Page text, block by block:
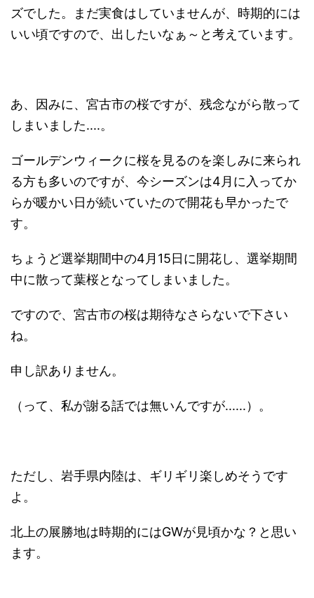
ズでした。まだ実食はしていませんが、時期的には
いい頃ですので、出したいなぁ～と考えています。
あ、因みに、宮古市の桜ですが、残念ながら散って
しまいました....。
ゴールデンウィークに桜を見るのを楽しみに来られ
る方も多いのですが、今シーズンは4月に入ってか
らが暖かい日が続いていたので開花も早かったで
す。
ちょうど選挙期間中の4月15日に開花し、選挙期間
中に散って葉桜となってしまいました。
ですので、宮古市の桜は期待なさらないで下さい
ね。
申し訳ありません。
（って、私が謝る話では無いんですが......）。
ただし、岩手県内陸は、ギリギリ楽しめそうです
よ。
北上の展勝地は時期的にはGWが見頃かな？と思い
ます。